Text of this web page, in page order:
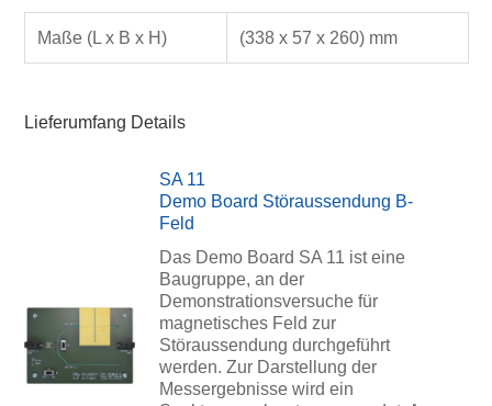
Maße (L x B x H) (338 x 57 x 260) mm
Lieferumfang Details
SA 11
Demo Board Störaussendung B-
Feld
Das Demo Board SA 11 ist eine
Baugruppe, an der
Demonstrationsversuche für
magnetisches Feld zur
Störaussendung durchgeführt
werden. Zur Darstellung der
Messergebnisse wird ein